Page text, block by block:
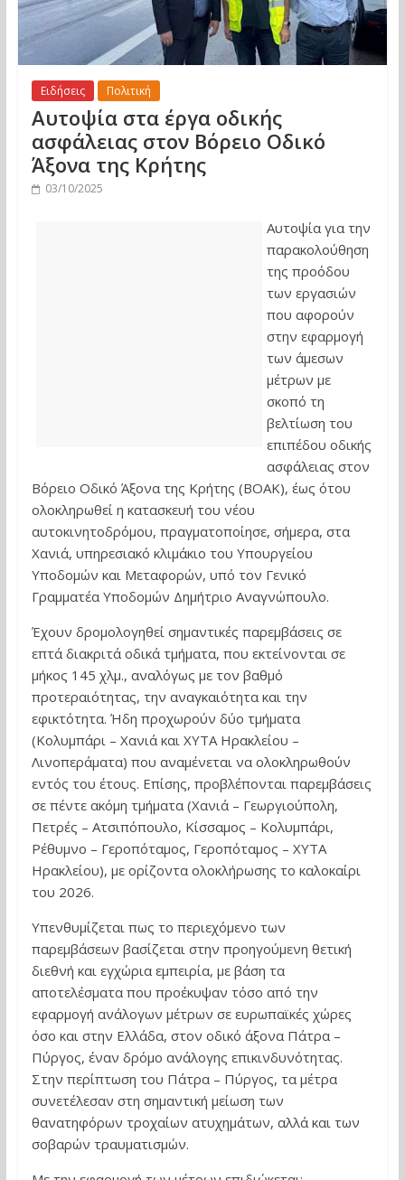
Ειδήσεις Πολιτική
Αυτοψία στα έργα οδικής
ασφάλειας στον Βόρειο Οδικό
Άξονα της Κρήτης
03/10/2025
Αυτοψία για την
παρακολούθηση
της προόδου
των εργασιών
που αφορούν
στην εφαρμογή
των άμεσων
μέτρων με
σκοπό τη
βελτίωση του
επιπέδου οδικής
ασφάλειας στον
Βόρειο Οδικό Άξονα της Κρήτης (ΒΟΑΚ), έως ότου
ολοκληρωθεί η κατασκευή του νέου
αυτοκινητοδρόμου, πραγματοποίησε, σήμερα, στα
Χανιά, υπηρεσιακό κλιμάκιο του Υπουργείου
Υποδομών και Μεταφορών, υπό τον Γενικό
Γραμματέα Υποδομών Δημήτριο Αναγνώπουλο.
Έχουν δρομολογηθεί σημαντικές παρεμβάσεις σε
επτά διακριτά οδικά τμήματα, που εκτείνονται σε
μήκος 145 χλμ., αναλόγως με τον βαθμό
προτεραιότητας, την αναγκαιότητα και την
εφικτότητα. Ήδη προχωρούν δύο τμήματα
(Κολυμπάρι – Χανιά και ΧΥΤΑ Ηρακλείου –
Λινοπεράματα) που αναμένεται να ολοκληρωθούν
εντός του έτους. Επίσης, προβλέπονται παρεμβάσεις
σε πέντε ακόμη τμήματα (Χανιά – Γεωργιούπολη,
Πετρές – Ατσιπόπουλο, Κίσσαμος – Κολυμπάρι,
Ρέθυμνο – Γεροπόταμος, Γεροπόταμος – ΧΥΤΑ
Ηρακλείου), με ορίζοντα ολοκλήρωσης το καλοκαίρι
του 2026.
Υπενθυμίζεται πως το περιεχόμενο των
παρεμβάσεων βασίζεται στην προηγούμενη θετική
διεθνή και εγχώρια εμπειρία, με βάση τα
αποτελέσματα που προέκυψαν τόσο από την
εφαρμογή ανάλογων μέτρων σε ευρωπαϊκές χώρες
όσο και στην Ελλάδα, στον οδικό άξονα Πάτρα –
Πύργος, έναν δρόμο ανάλογης επικινδυνότητας.
Στην περίπτωση του Πάτρα – Πύργος, τα μέτρα
συνετέλεσαν στη σημαντική μείωση των
θανατηφόρων τροχαίων ατυχημάτων, αλλά και των
σοβαρών τραυματισμών.